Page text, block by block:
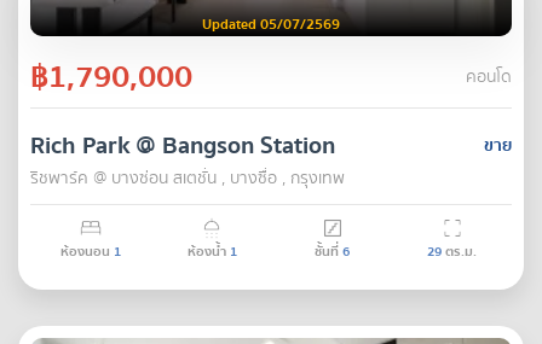
Updated 05/07/2569
฿1,790,000 คอนโด
ขาย
Rich Park @ Bangson Station
ริชพาร์ค @ บางซ่อน สเตชั่น , บางซื่อ , กรุงเทพ
ห้องนอน 1 ห้องน้ำ 1 ชั้นที่6 29ตร.ม.